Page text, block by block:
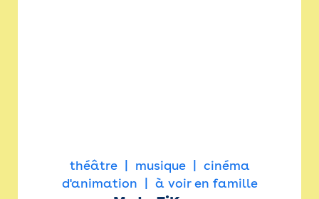
théâtre musique
cinéma
d'animation
à voir en famille